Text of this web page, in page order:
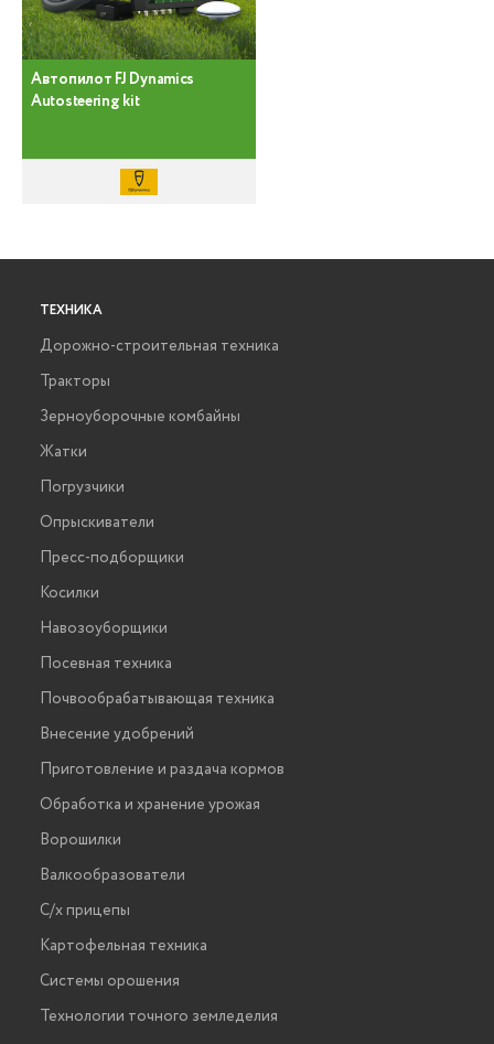
Автопилот FJ Dynamics
Autosteering kit
ТЕХНИКА
Дорожно-строительная техника
Тракторы
Зерноуборочные комбайны
Жатки
Погрузчики
Опрыскиватели
Пресс-подборщики
Косилки
Навозоуборщики
Посевная техника
Почвообрабатывающая техника
Внесение удобрений
Приготовление и раздача кормов
Обработка и хранение урожая
Ворошилки
Валкообразователи
С/х прицепы
Картофельная техника
Системы орошения
Технологии точного земледелия